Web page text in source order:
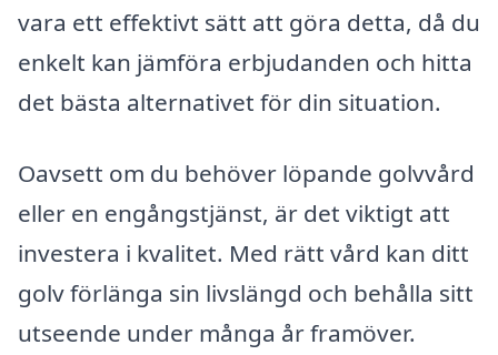
vara ett effektivt sätt att göra detta, då du
enkelt kan jämföra erbjudanden och hitta
det bästa alternativet för din situation.
Oavsett om du behöver löpande golvvård
eller en engångstjänst, är det viktigt att
investera i kvalitet. Med rätt vård kan ditt
golv förlänga sin livslängd och behålla sitt
utseende under många år framöver.